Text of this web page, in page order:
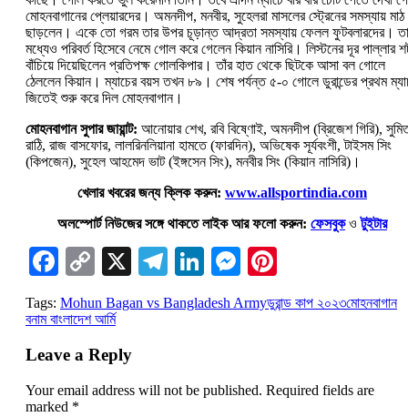
মোহনবাগানের প্লেয়ারদের। অমনদীপ, মনবীর, সুহেলরা মাসলের স্ট্রেনের সমস্যায় মাঠ
ছাড়লেন। একে তো গরম তার উপর চূড়ান্ত আদ্রতা সমস্যায় ফেলল ফুটবলারদের।
মধ্যেও পরিবর্ত হিসেবে নেমে গোল করে গেলেন কিয়ান নাসিরি। লিস্টনের দূর পাল্লার
বাঁচিয়ে দিয়েছিলেন প্রতিপক্ষ গোলকিপার। তাঁর হাত থেকে ছিটকে আসা বল গোলে
ঠেললেন কিয়ান। ম্যাচের বয়স তখন ৮৯। শেষ পর্যন্ত ৫-০ গোলে ডুরান্ডের প্রথম
জিতেই শুরু করে দিল মোহনবাগান।
মোহনবাগান সুপার জায়ান্ট: আনোয়ার শেখ, রবি বিষ্ণোই, অমনদীপ (ব্রিজেশ গিরি),
রাঠি, রাজ বাসফোর, লালরিনলিয়ানা হামতে (ফারদিন), অভিষেক সূর্যবংশী, টাইসম সিং
(কিপজেন), সুহেল আহমেদ ভাট (ইঙ্গসেন সিং), মনবীর সিং (কিয়ান নাসিরি)।
খেলার খবরের জন্য ক্লিক করুন: www.allsportindia.com
অলস্পোর্ট নিউজের সঙ্গে থাকতে লাইক আর ফলো করুন: ফেসবুকওটুইটার
Facebook
Copy
Link
X Telegram
LinkedIn
Messenger
Tags: Mohun Bagan vs Bangladesh Armyডুরান্ড কাপ ২০২৩মোহনবাগান
বনাম বাংলাদেশ আর্মি
Leave a Reply
Your email address will not be published. Required fields are
marked *